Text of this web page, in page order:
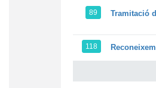
89 Tramitació
118